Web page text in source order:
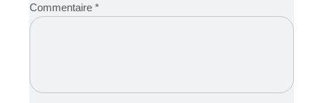
Commentaire *